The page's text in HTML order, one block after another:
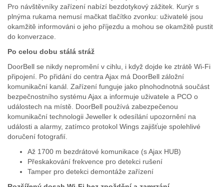
Pro návštěvníky zařízení nabízí bezdotykový zážitek. Kurýr s
plnýma rukama nemusí mačkat tlačítko zvonku: uživatelé jsou
okamžitě informováni o jeho příjezdu a mohou se okamžitě pustit
do konverzace.
Po celou dobu stálá stráž
DoorBell se nikdy nepromění v cihlu, i když dojde ke ztrátě Wi-Fi
připojení. Po přidání do centra Ajax má DoorBell záložní
komunikační kanál. Zařízení funguje jako plnohodnotná součást
bezpečnostního systému Ajax a informuje uživatele a PCO o
událostech na místě. DoorBell používá zabezpečenou
komunikační technologii Jeweller k odesílání upozornění na
události a alarmy, zatímco protokol Wings zajišťuje spolehlivé
doručení fotografií.
Až 1700 m bezdrátové komunikace (s Ajax HUB)
Přeskakování frekvence pro detekci rušení
Tamper pro detekci demontáže zařízení